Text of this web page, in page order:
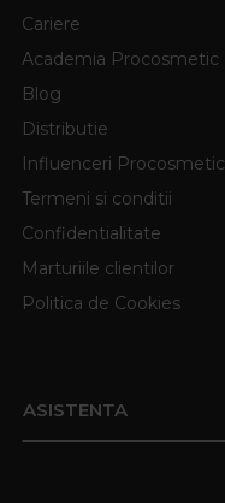
Cariere
Academia Procosmetic
Blog
Distributie
Influenceri Procosmetic
Termeni si conditii
Confidentialitate
Marturiile clientilor
Politica de Cookies
ASISTENTA